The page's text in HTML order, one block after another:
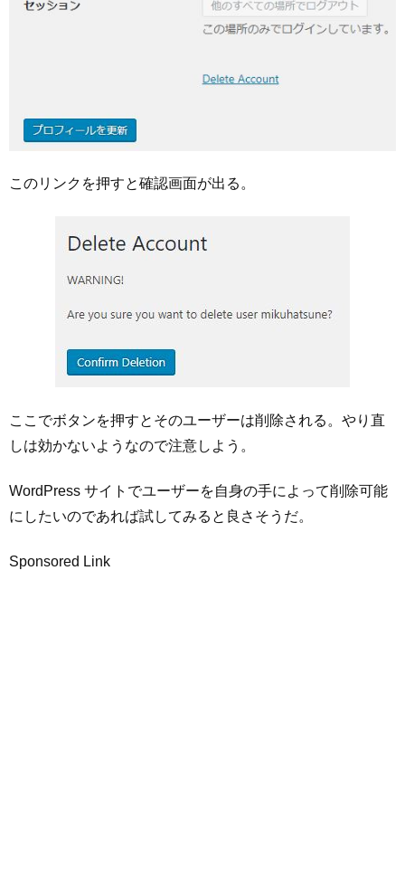
このリンクを押すと確認画面が出る。
ここでボタンを押すとそのユーザーは削除される。やり直
しは効かないようなので注意しよう。
WordPress サイトでユーザーを自身の手によって削除可能
にしたいのであれば試してみると良さそうだ。
Sponsored Link